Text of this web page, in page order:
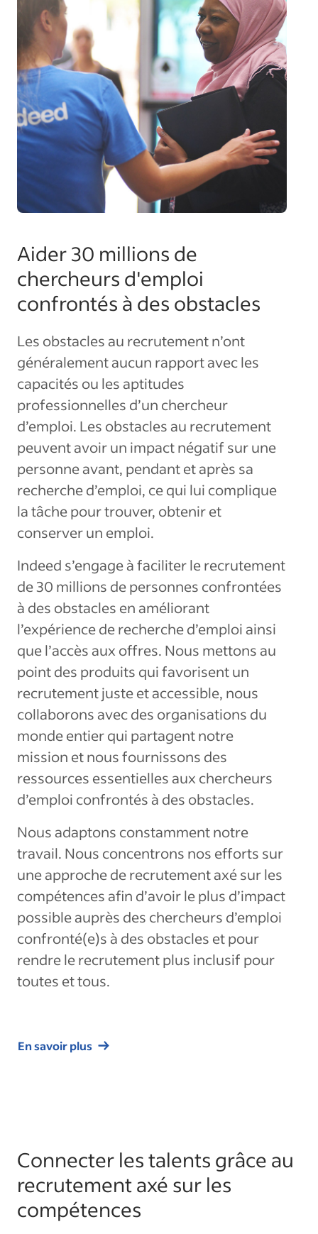
Aider 30 millions de
chercheurs d'emploi
confrontés à des obstacles
Les obstacles au recrutement n’ont
généralement aucun rapport avec les
capacités ou les aptitudes
professionnelles d’un chercheur
d’emploi. Les obstacles au recrutement
peuvent avoir un impact négatif sur une
personne avant, pendant et après sa
recherche d’emploi, ce qui lui complique
la tâche pour trouver, obtenir et
conserver un emploi.
Indeed s’engage à faciliter le recrutement
de 30 millions de personnes confrontées
à des obstacles en améliorant
l’expérience de recherche d’emploi ainsi
que l’accès aux offres. Nous mettons au
point des produits qui favorisent un
recrutement juste et accessible, nous
collaborons avec des organisations du
monde entier qui partagent notre
mission et nous fournissons des
ressources essentielles aux chercheurs
d’emploi confrontés à des obstacles.
Nous adaptons constamment notre
travail. Nous concentrons nos efforts sur
une approche de recrutement axé sur les
compétences afin d’avoir le plus d’impact
possible auprès des chercheurs d’emploi
confronté(e)s à des obstacles et pour
rendre le recrutement plus inclusif pour
toutes et tous.
En savoir plus
Connecter les talents grâce au
recrutement axé sur les
compétences